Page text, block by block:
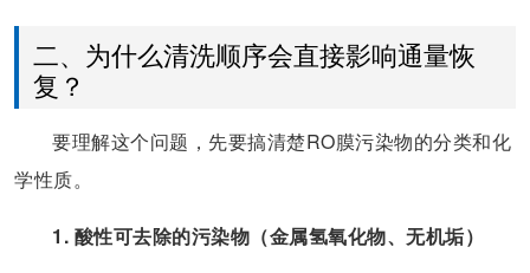
二、为什么清洗顺序会直接影响通量恢
复？
要理解这个问题，先要搞清楚RO膜污染物的分类和化
学性质。
1. 酸性可去除的污染物（金属氢氧化物、无机垢）